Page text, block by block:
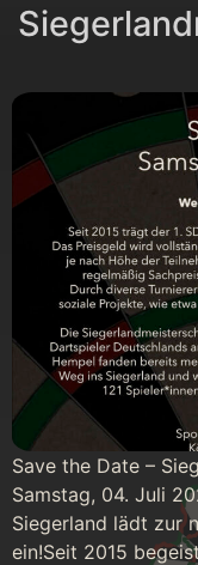
Save the Date –
Samstag, 04. Juli
Siegerland lädt zur
ein!Seit 2015